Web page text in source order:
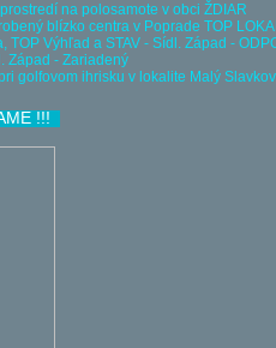
na polosamote v obci ŽDIAR
blízko centra v Poprade TOP
TOP Výhľad a STAV - Sídl. Západ -
Západ - Zariadený
golfovom ihrisku v lokalite Malý
!!!